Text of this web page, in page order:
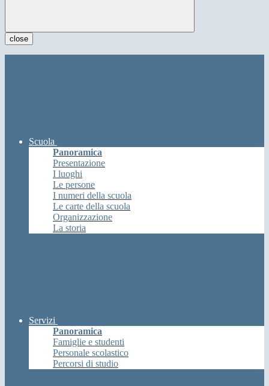
close
Scuola
Panoramica
Presentazione
I luoghi
Le persone
I numeri della scuola
Le carte della scuola
Organizzazione
La storia
Servizi
Panoramica
Famiglie e studenti
Personale scolastico
Percorsi di studio